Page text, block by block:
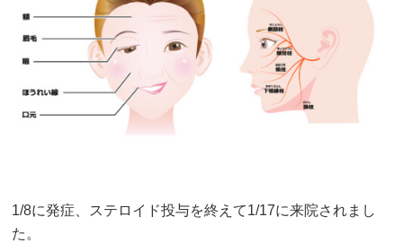
1/8に発症、ステロイド投与を終えて1/17に来院されまし
た。